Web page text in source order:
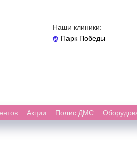
Наши клиники:
Парк Победы
Акции Полис ДМС